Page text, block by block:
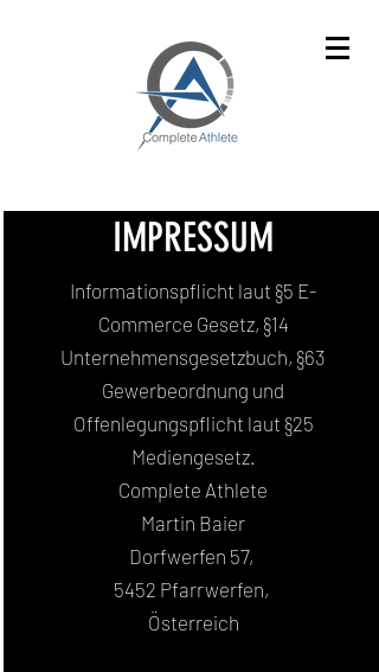
IMPRESSUM
Informationspflicht laut §5 E-
Commerce Gesetz, §14
Unternehmensgesetzbuch, §63
Gewerbeordnung und
Offenlegungspflicht laut §25
Mediengesetz.
Complete Athlete
Martin Baier
Dorfwerfen 57,
5452 Pfarrwerfen,
Österreich